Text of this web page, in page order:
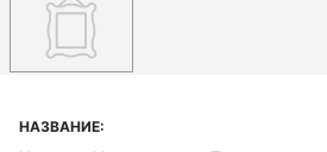
НАЗВАНИЕ: